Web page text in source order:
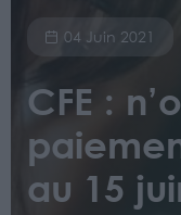
04 Juin 2021
CFE :
au 15